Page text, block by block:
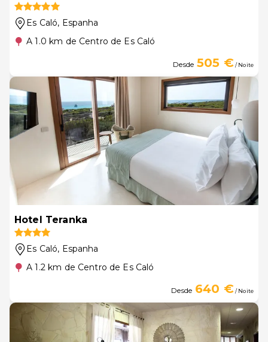
Es Caló, Espanha
A 1.0 km de Centro de Es Caló
Desde 505 €/ Noite
Hotel Teranka
Es Caló, Espanha
A 1.2 km de Centro de Es Caló
Desde 640 €/ Noite